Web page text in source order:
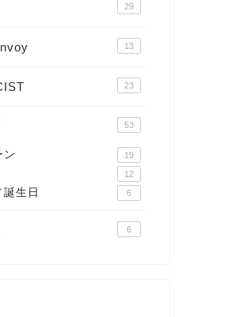
29
13
23
53
ン 19
12
誕生日 6
6